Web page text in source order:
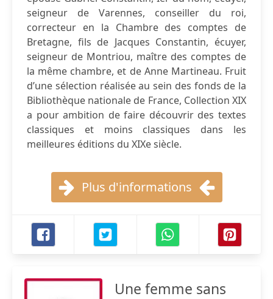
seigneur de Varennes, conseiller du roi,
correcteur en la Chambre des comptes de
Bretagne, fils de Jacques Constantin, écuyer,
seigneur de Montriou, maître des comptes de
la même chambre, et de Anne Martineau. Fruit
d’une sélection réalisée au sein des fonds de la
Bibliothèque nationale de France, Collection XIX
a pour ambition de faire découvrir des textes
classiques et moins classiques dans les
meilleures éditions du XIXe siècle.
Plus d'informations
Une femme sans